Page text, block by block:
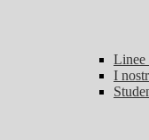
Linee
I